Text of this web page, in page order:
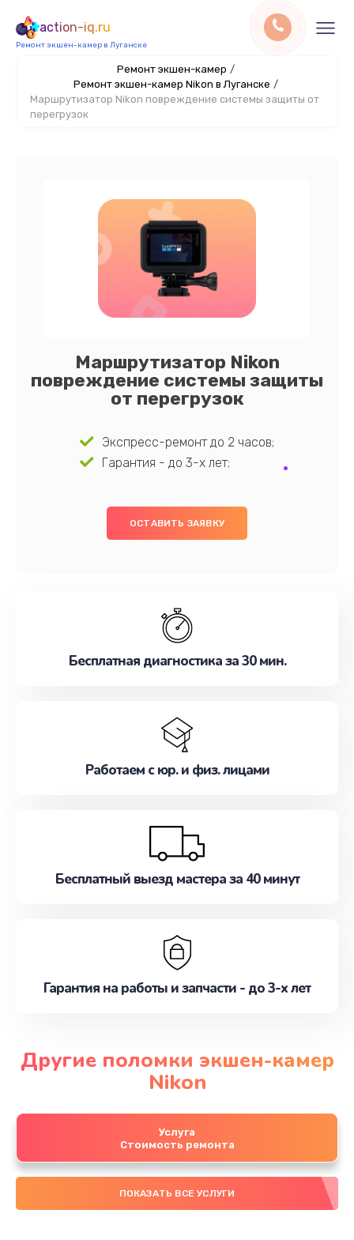
action-iq.ru
Ремонт экшен-камер в Луганске
Ремонт экшен-камер /
Ремонт экшен-камер Nikon в Луганске /
Маршрутизатор Nikon повреждение системы защиты от
перегрузок
Маршрутизатор Nikon
повреждение системы защиты
от перегрузок
Экспресс-ремонт до 2 часов;
Гарантия - до 3-х лет;
ОСТАВИТЬ ЗАЯВКУ
Бесплатная диагностика за 30 мин.
Работаем с юр. и физ. лицами
Бесплатный выезд мастера за 40 минут
Гарантия на работы и запчасти - до 3-х лет
Другие поломки экшен-камер
Nikon
Услуга
Стоимость ремонта
ПОКАЗАТЬ ВСЕ УСЛУГИ